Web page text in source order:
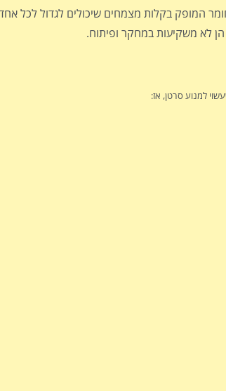
המופק בקלות מצמחים שיכולים לגדול לכל
הן לא משקיעות במחקר ופיתוח.
למנוע סרטן, אז: